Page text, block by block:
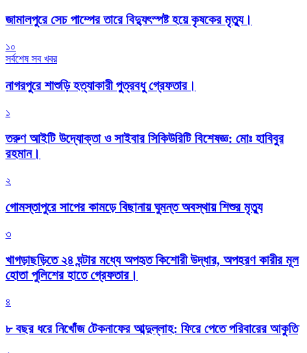
জামালপুরে সেচ পাম্পের তারে বিদ্যুৎস্পষ্ট হয়ে কৃষকের মৃত্যু।
১০
সর্বশেষ সব খবর
নাগরপুরে শাশুড়ি হত্যাকারী পুত্রবধু গ্রেফতার।
১
তরুণ আইটি উদ্যোক্তা ও সাইবার সিকিউরিটি বিশেষজ্ঞ: মোঃ হাবিবুর
রহমান।
২
গোমস্তাপুরে সাপের কামড়ে বিছানায় ঘুমন্ত অবস্থায় শিশুর মৃত্যু
৩
খাগড়াছড়িতে ২৪ ঘন্টার মধ্যে অপহৃত কিশোরী উদ্ধার, অপহরণ কারীর মূল
হোতা পুলিশের হাতে গ্রেফতার।
৪
৮ বছর ধরে নিখোঁজ টেকনাফের আব্দুল্লাহ: ফিরে পেতে পরিবারের আকুতি